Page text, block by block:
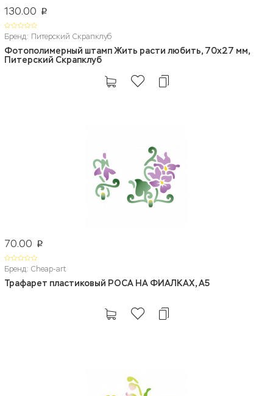
130.00 p
Бренд: Питерский Скрапклуб
Фотополимерный штамп Жить расти любить, 70х27 мм,
Питерский Скрапклуб
70.00 p
Бренд: Cheap-art
Трафарет пластиковый РОСА НА ФИАЛКАХ, А5